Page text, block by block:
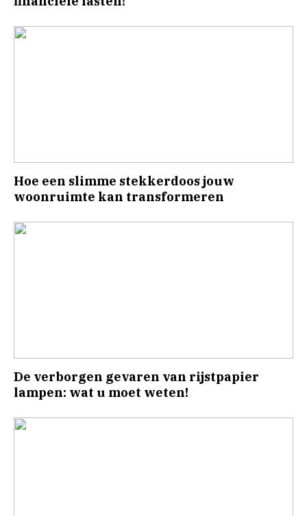
Hoe een slimme stekkerdoos jouw
woonruimte kan transformeren
De verborgen gevaren van rijstpapier
lampen: wat u moet weten!